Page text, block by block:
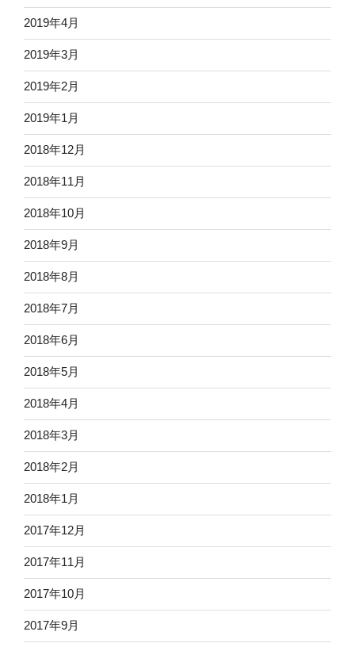
2019年4月
2019年3月
2019年2月
2019年1月
2018年12月
2018年11月
2018年10月
2018年9月
2018年8月
2018年7月
2018年6月
2018年5月
2018年4月
2018年3月
2018年2月
2018年1月
2017年12月
2017年11月
2017年10月
2017年9月